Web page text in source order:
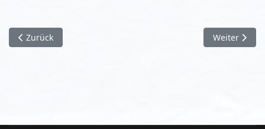
Vorheriger Beitrag: Rock, Indie & große Emotionen - Die
Zurück Nächster
Weiter